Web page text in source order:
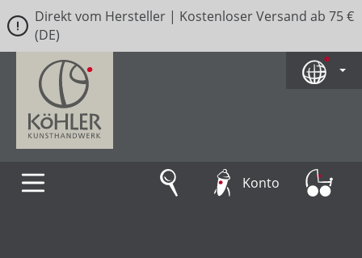
Zum Hauptinhalt springen
Direkt vom Hersteller | Kostenloser Versand ab 75 €
(DE)
Konto